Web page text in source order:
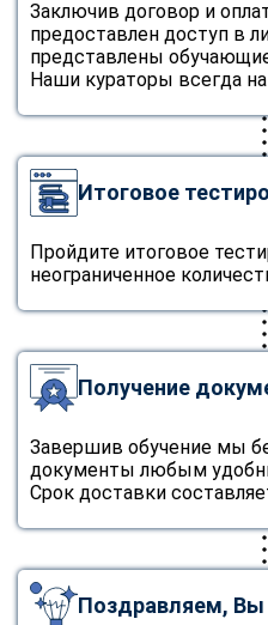
Заключив договор и
предоставлен доступ в
представлены
Наши кураторы всегда
Итоговое
Пройдите итоговое
неограниченное
Получение
Завершив обучение мы
документы любым
Срок доставки
Поздравляем, Вы